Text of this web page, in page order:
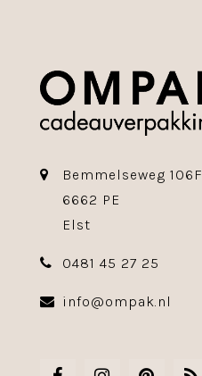
Bemmelseweg 106F
6662 PE
Elst
0481 45 27 25
info@ompak.nl